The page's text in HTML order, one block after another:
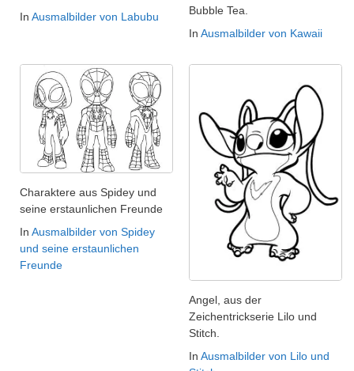
In Ausmalbilder von Labubu
Bubble Tea.
In Ausmalbilder von Kawaii
Charaktere aus Spidey und
seine erstaunlichen Freunde
In Ausmalbilder von Spidey
und seine erstaunlichen
Freunde
Angel, aus der
Zeichentrickserie Lilo und
Stitch.
In Ausmalbilder von Lilo und